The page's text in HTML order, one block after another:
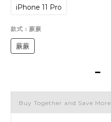
iPhone 11 Pro
款式 : 蕨蕨
蕨蕨
Buy Together and Save More